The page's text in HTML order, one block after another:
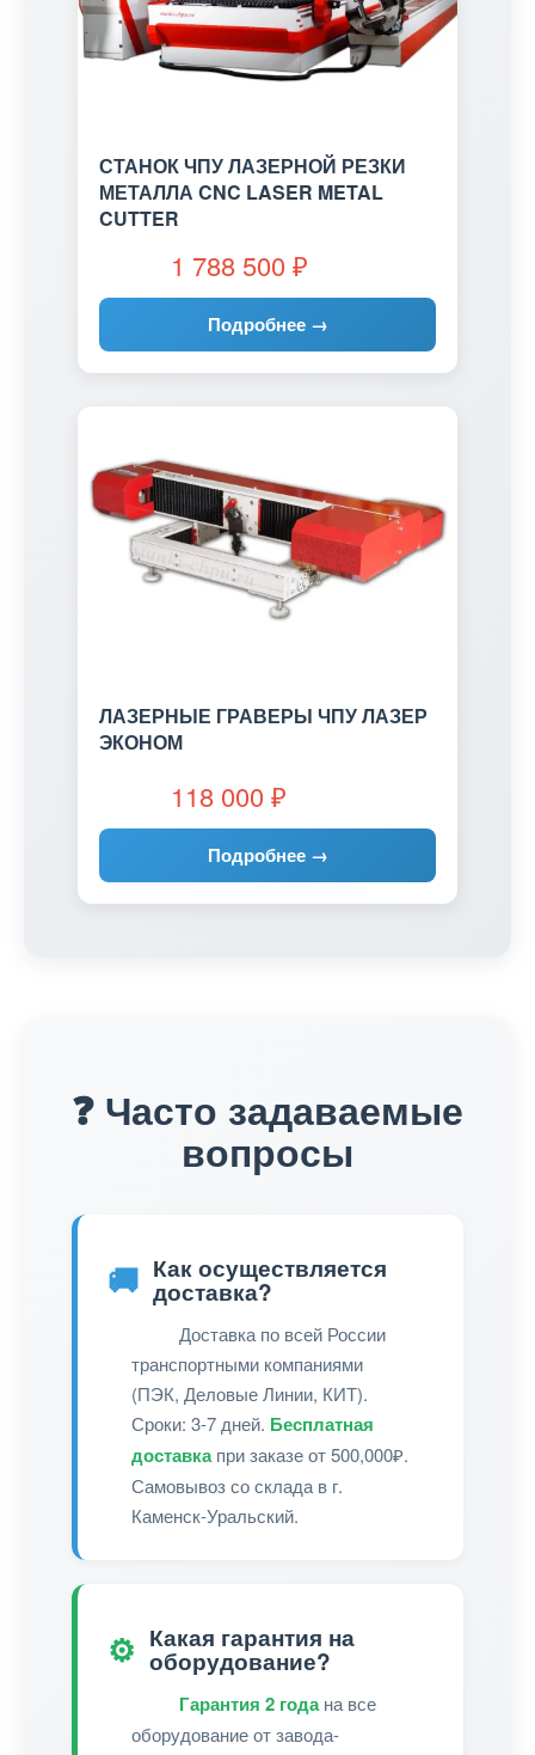
СТАНОК ЧПУ ЛАЗЕРНОЙ РЕЗКИ
МЕТАЛЛА CNC LASER METAL
CUTTER
1 788 500 ₽
Подробнее →
ЛАЗЕРНЫЕ ГРАВЕРЫ ЧПУ ЛАЗЕР
ЭКОНОМ
118 000 ₽
Подробнее →
❓ Часто задаваемые
вопросы
🚚 Как осуществляется
доставка?
Доставка по всей России
транспортными компаниями
(ПЭК, Деловые Линии, КИТ).
Сроки: 3-7 дней. Бесплатная
доставкапри заказе от 500,000₽.
Самовывоз со склада в г.
Каменск-Уральский.
⚙️ Какая гарантия на
оборудование?
Гарантия 2 годана все
оборудование от завода-